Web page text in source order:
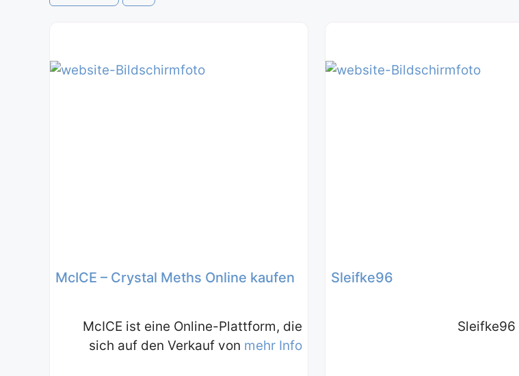
McICE – Crystal Meths Online kaufen
McICE ist eine Online-Plattform, die
sich auf den Verkauf von mehr Info
Sleifke96
Sleifke96